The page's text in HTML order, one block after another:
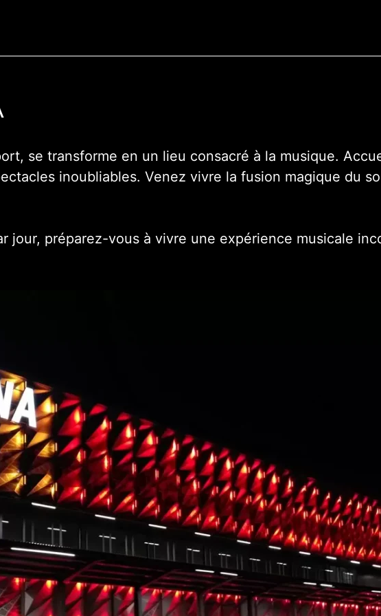
se transforme en un lieu consacré à la musique.
inoubliables. Venez vivre la fusion magique du
préparez-vous à vivre une expérience musicale